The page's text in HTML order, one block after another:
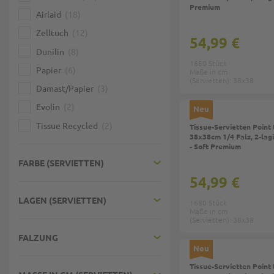
Airlaid
Zelltuch
Dunilin
Papier
Damast/Papier
Evolin
Tissue Recycled
FARBE (SERVIETTEN)
LAGEN (SERVIETTEN)
FALZUNG
Premium
54,99 €
Neu
Tissue-Servietten Point
38x38cm 1/4 Falz, 2-
- Soft Premium
54,99 €
Neu
Tissue-Servietten Point